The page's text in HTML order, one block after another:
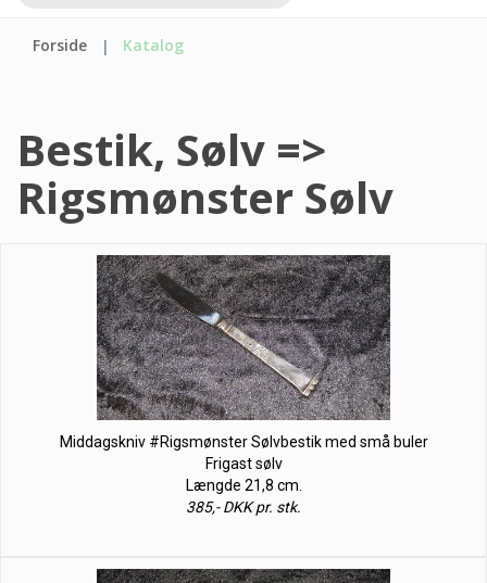
Forside Katalog
Bestik, Sølv =>
Rigsmønster Sølv
Middagskniv #Rigsmønster Sølvbestik med små buler
Frigast sølv
Længde 21,8 cm.
385,- DKK pr. stk.